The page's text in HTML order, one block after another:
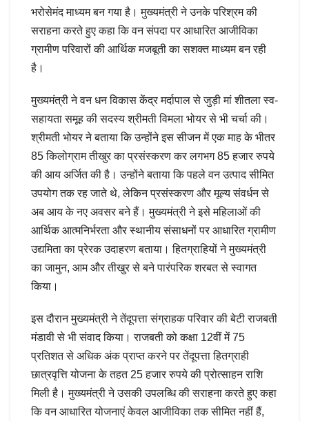
भरोसेमंद माध्यम बन गया है। मुख्यमंत्री ने उनके परिश्रम की
सराहना करते हुए कहा कि वन संपदा पर आधारित आजीविका
ग्रामीण परिवारों की आर्थिक मजबूती का सशक्त माध्यम बन रही
है।
मुख्यमंत्री ने वन धन विकास केंद्र मर्दापाल से जुड़ी मां शीतला स्व-
सहायता समूह की सदस्य श्रीमती विमला भोयर से भी चर्चा की।
श्रीमती भोयर ने बताया कि उन्होंने इस सीजन में एक माह के भीतर
85 किलोग्राम तीखुर का प्रसंस्करण कर लगभग 85 हजार रुपये
की आय अर्जित की है। उन्होंने बताया कि पहले वन उत्पाद सीमित
उपयोग तक रह जाते थे, लेकिन प्रसंस्करण और मूल्य संवर्धन से
अब आय के नए अवसर बने हैं। मुख्यमंत्री ने इसे महिलाओं की
आर्थिक आत्मनिर्भरता और स्थानीय संसाधनों पर आधारित ग्रामीण
उद्यमिता का प्रेरक उदाहरण बताया। हितग्राहियों ने मुख्यमंत्री
का जामुन, आम और तीखुर से बने पारंपरिक शरबत से स्वागत
किया।
इस दौरान मुख्यमंत्री ने तेंदूपत्ता संग्राहक परिवार की बेटी राजबती
मंडावी से भी संवाद किया। राजबती को कक्षा 12वीं में 75
प्रतिशत से अधिक अंक प्राप्त करने पर तेंदूपत्ता हितग्राही
छात्रवृत्ति योजना के तहत 25 हजार रुपये की प्रोत्साहन राशि
मिली है। मुख्यमंत्री ने उसकी उपलब्धि की सराहना करते हुए कहा
कि वन आधारित योजनाएं केवल आजीविका तक सीमित नहीं हैं,